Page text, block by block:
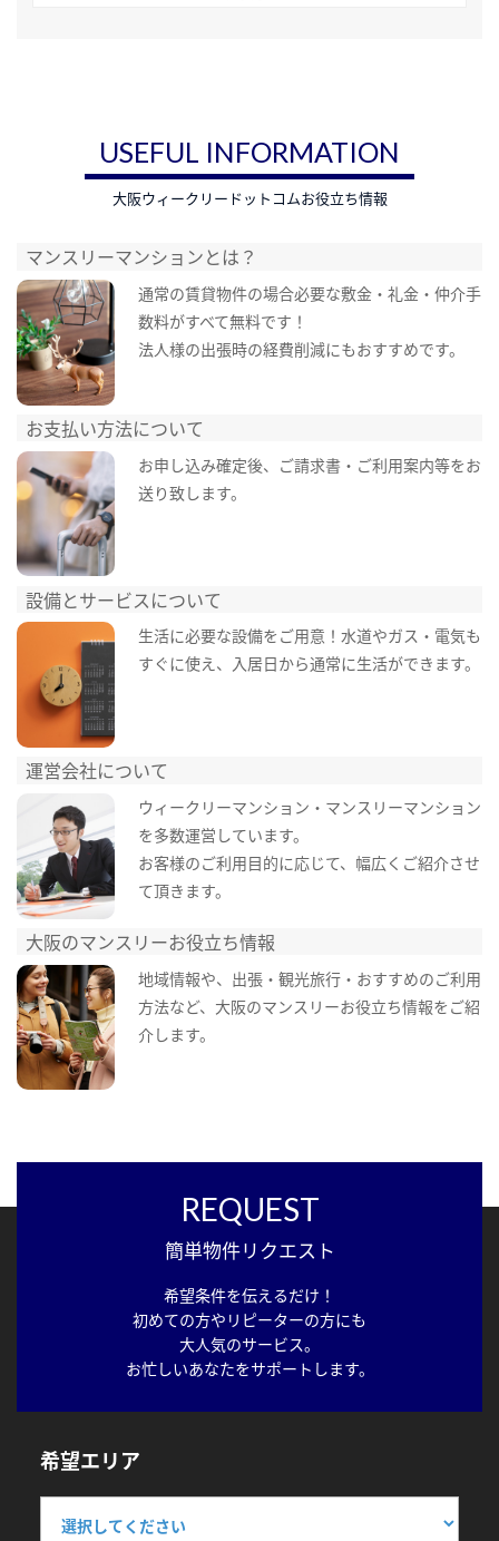
USEFUL INFORMATION
大阪ウィークリードットコムお役立ち情報
マンスリーマンションとは？
通常の賃貸物件の場合必要な敷金・礼金・仲介手
数料がすべて無料です！
法人様の出張時の経費削減にもおすすめです。
お支払い方法について
お申し込み確定後、ご請求書・ご利用案内等をお
送り致します。
設備とサービスについて
生活に必要な設備をご用意！水道やガス・電気も
すぐに使え、入居日から通常に生活ができます。
運営会社について
ウィークリーマンション・マンスリーマンション
を多数運営しています。
お客様のご利用目的に応じて、幅広くご紹介させ
て頂きます。
大阪のマンスリーお役立ち情報
地域情報や、出張・観光旅行・おすすめのご利用
方法など、大阪のマンスリーお役立ち情報をご紹
介します。
REQUEST
簡単物件リクエスト
希望条件を伝えるだけ！
初めての方やリピーターの方にも
大人気のサービス。
お忙しいあなたをサポートします。
希望エリア